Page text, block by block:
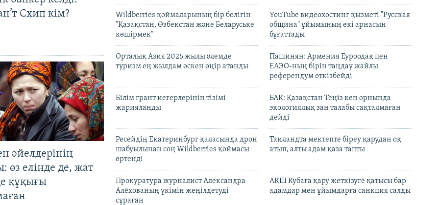
Схип кім?
әйелдерінің
өз елінде де, жат
құқығы
Wildberries қоймаларының бір бөлігін
"Қазақстан, Өзбекстан және Беларуське
көшірмек"
YouTube видеохостинг қызметі "Русская
община" ұйымының екі арнасын
бұғаттады
Орталық Азия 2025 жылы әлемде
туризм ең жылдам өскен өңір атанды
Пашинян: Армения Еуроодақ пен
ЕАЭО-ның бірін таңдау жайлы
референдум өткізбейді
Білім грант иегерлерінің тізімі
жарияланды
БАҚ: Қазақстан Теңіз кен орнында
экологиялық заң талабы сақталмаған
дейді
Ресейдің Екатеринбург қаласында дрон
шабуылынан соң Wildberries қоймасы
өртенді
Таиландта мектепте біреу қарудан оқ
атып, алты адам қаза тапты
Прокуратура журналист Александра
Алёхованың үкімін жеңілдетуді
сұраған
АҚШ Кубаға қару жеткізуге қатысы бар
адамдар мен ұйымдарға санкция салды